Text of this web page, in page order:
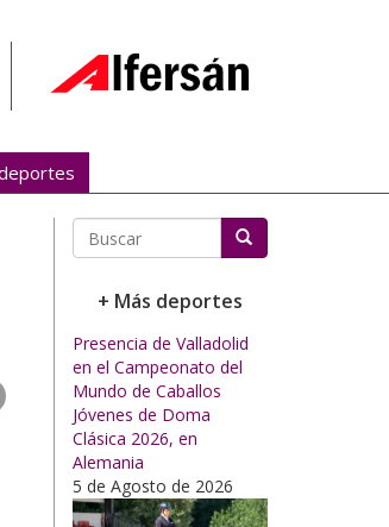
+ Más deportes
Presencia de Valladolid
en el Campeonato del
Mundo de Caballos
Jóvenes de Doma
Clásica 2026, en
Alemania
5 de Agosto de 2026